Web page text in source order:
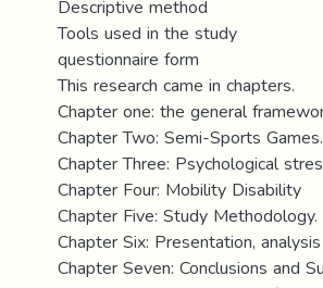
Descriptive method
Tools used in the study
questionnaire form
This research came in chapters.
Chapter one: the general
Chapter Two: Semi-Sports Games.
Chapter Three: Psychological
Chapter Four: Mobility Disability
Chapter Five: Study Methodology.
Chapter Six: Presentation,
Chapter Seven: Conclusions and